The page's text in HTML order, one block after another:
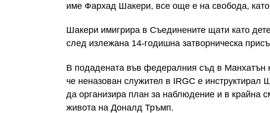
име Фархад Шакери, все още е на свобода,
Шакери имигрира в Съединените щати като
след излежана 14-годишна затворническа
В подадената във федералния съд в Манхатън
че неназован служител в IRGC е инструктирал
да организира план за наблюдение и в крайна
живота на Доналд Тръмп.